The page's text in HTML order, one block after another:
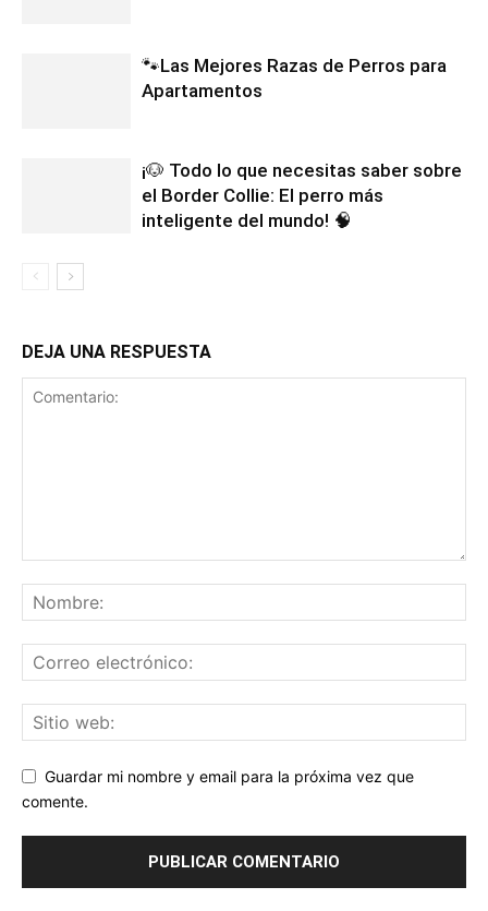
🐾Las Mejores Razas de Perros para
Apartamentos
¡🐶 Todo lo que necesitas saber sobre
el Border Collie: El perro más
inteligente del mundo! 🧠
DEJA UNA RESPUESTA
Guardar mi nombre y email para la próxima vez que
comente.